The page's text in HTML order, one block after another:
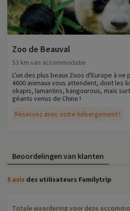
Zoo de Beauval
Réservez avec votre hébergement !
53 km van accommodatie
L'un des plus beaux Zoos d'Europe à ne
4600 animaux vous attendent, dont les
okapis, lamantins, kangourous, mais
géants venus de Chine !
Beoordelingen van klanten
5 avis des utilisateurs Familytrip
Totale waardering voor deze